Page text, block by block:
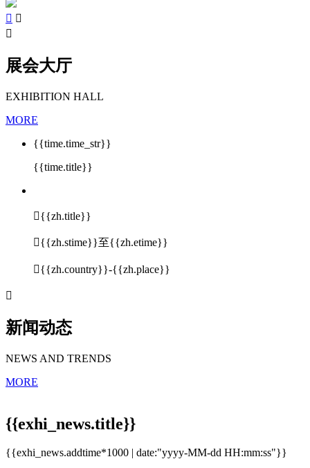
 

展会大厅
EXHIBITION HALL
MORE
{{time.time_str}}
{{time.title}}
{{zh.title}}
{{zh.stime}}至{{zh.etime}}
{{zh.country}}-{{zh.place}}

新闻动态
NEWS AND TRENDS
MORE
{{exhi_news.title}}
{{exhi_news.addtime*1000 | date:"yyyy-MM-dd HH:mm:ss"}}